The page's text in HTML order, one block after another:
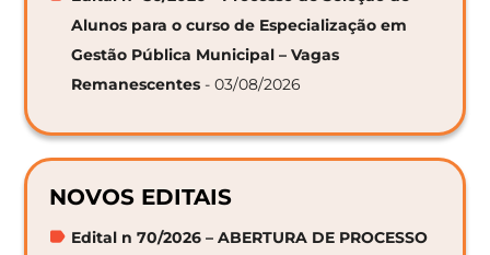
Alunos para o curso de Especialização em
Gestão Pública Municipal – Vagas
Remanescentes - 03/08/2026
NOVOS EDITAIS
Edital n 70/2026 – ABERTURA DE PROCESSO